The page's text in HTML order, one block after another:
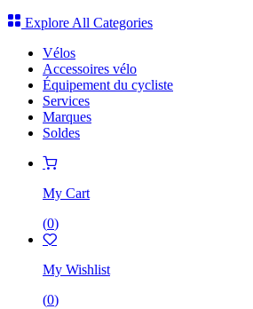
Explore All Categories
Vélos
Accessoires vélo
Équipement du cycliste
Services
Marques
Soldes
My Cart
(0)
My Wishlist
(0)